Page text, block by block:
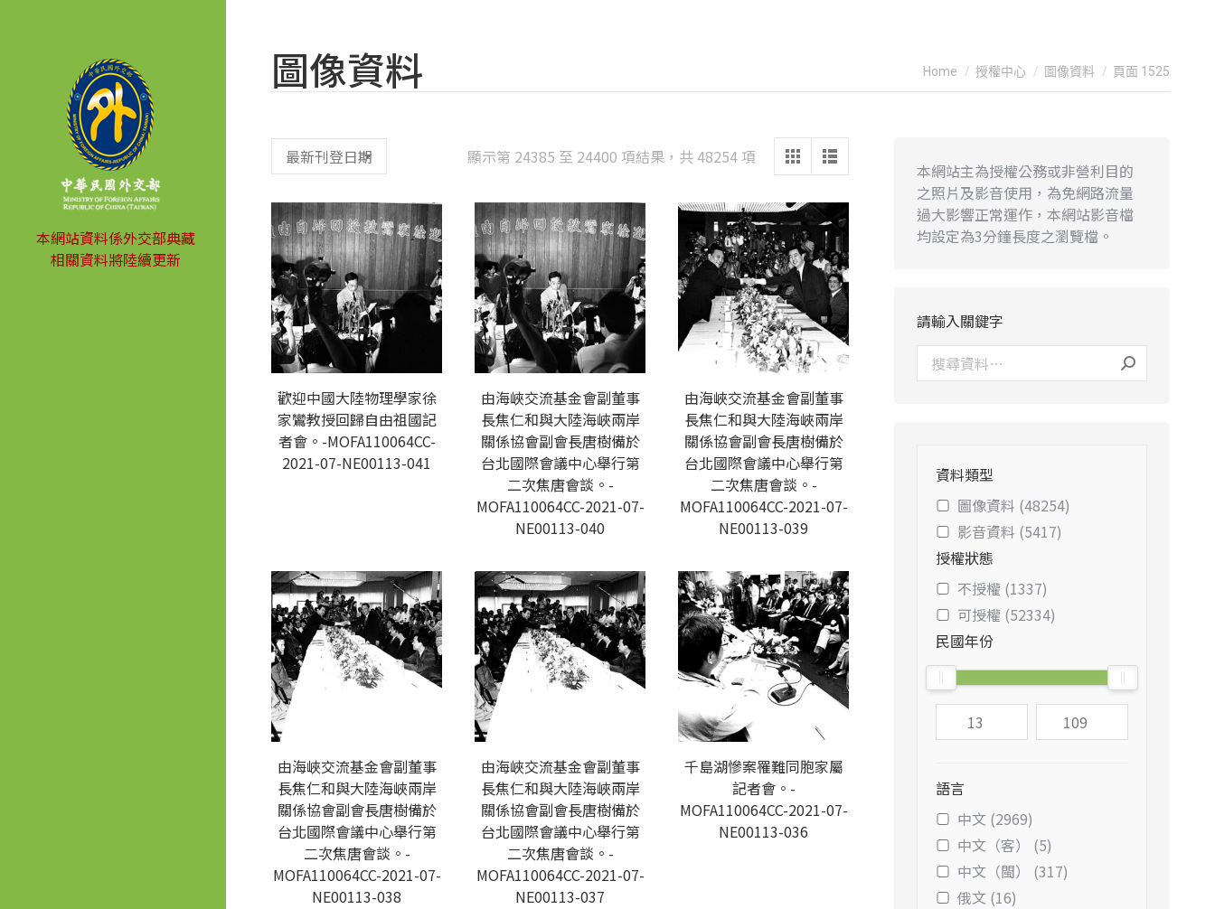
本網站資料係外交部典藏
相關資料將陸續更新
圖像資料 You are here:
Home 授權中心 圖像資料 頁面 1525
顯示第 24385 至 24400 項結果，共 48254 項 Sorted
latest
歡迎中國大陸物理學家徐
家鸞教授回歸自由祖國記
者會。-MOFA110064CC-
2021-07-NE00113-041
由海峽交流基金會副董事
長焦仁和與大陸海峽兩岸
關係協會副會長唐樹備於
台北國際會議中心舉行第
二次焦唐會談。-
MOFA110064CC-2021-07-
NE00113-040
由海峽交流基金會副董事
長焦仁和與大陸海峽兩岸
關係協會副會長唐樹備於
台北國際會議中心舉行第
二次焦唐會談。-
MOFA110064CC-2021-07-
NE00113-039
由海峽交流基金會副董事
長焦仁和與大陸海峽兩岸
關係協會副會長唐樹備於
台北國際會議中心舉行第
二次焦唐會談。-
MOFA110064CC-2021-07-
NE00113-038
由海峽交流基金會副董事
長焦仁和與大陸海峽兩岸
關係協會副會長唐樹備於
台北國際會議中心舉行第
二次焦唐會談。-
MOFA110064CC-2021-07-
NE00113-037
千島湖慘案罹難同胞家屬
記者會。-
MOFA110064CC-2021-07-
NE00113-036
本網站主為授權公務或非營利目的
之照片及影音使用，為免網路流量
過大影響正常運作，本網站影音檔
均設定為3分鐘長度之瀏覽檔。
請輸入關鍵字
資料類型
圖像資料 (48254)
影音資料 (5417)
授權狀態
不授權 (1337)
可授權 (52334)
民國年份
語言
中文 (2969)
中文（客） (5)
中文（閩） (317)
俄文 (16)